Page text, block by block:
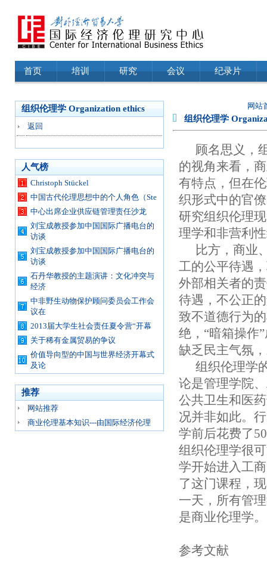
首页 培训 研究 会议 纪录片
组织伦理学 Organization ethics
返回
人气榜
Christoph Stückel
中国古代伦理思想中的个人角色（Ste
中心出席企业供应链管理责任沙龙
刘宝成教授参加中国国际广播电台的
访谈
刘宝成教授参加中国国际广播电台的
访谈
石丹华教授的主题演讲：文化冲突与
经济
中非野生动物保护顾问委员会工作会
议在
2013届大学生社会责任夏令营“开幕
关于稀有金属贸易的争议
价值导向型的中国与世界经济开幕式
及论
推荐
网站推荐
商业伦理基本知识---由国际经济伦理
网站
组织伦理学
顾名思义，
的视角来看，
有特点，但在
织形式中的官
研究组织伦理
理学和非营利
比方，商业
工的公平待遇
外部相关者的
待遇，不公正
致不道德行为
绝，“暗箱操作
缺乏民主气氛
组织伦理学
论是管理学院
公共卫生和医
况并非如此。
学前后花费了
组织伦理学很
学开始进入工
了这门课程，
一天，所有管
是商业伦理学。
参考文献